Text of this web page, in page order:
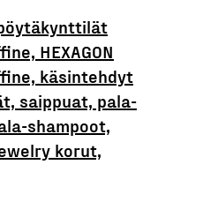
HEXAGON
käsintehdyt
saippuat, pala-
shampoot,
korut,